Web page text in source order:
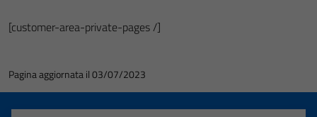
[customer-area-private-pages /]
Pagina aggiornata il 03/07/2023